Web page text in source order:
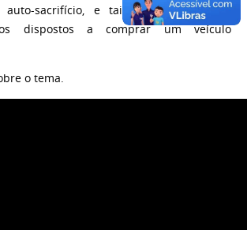
sacrifício, e tais regulamentos os
dispostos a comprar um veículo
o tema.